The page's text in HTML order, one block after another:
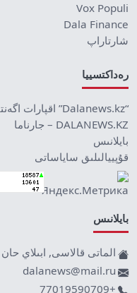
Vox Populi
Dala Finance
شارتاراپ
رەداكتسييا
“Dalanews.kz” اقپارات اگەنتتٸگٸ تۋرالى
DALANEWS.KZ – جارناما
بايلانىس
قۇپييالىلىق ساياساتى
بايلانىس
الماتى قالاسى, ابىلاي حان داڭعىلى
dalanews@mail.ru
+77019590709